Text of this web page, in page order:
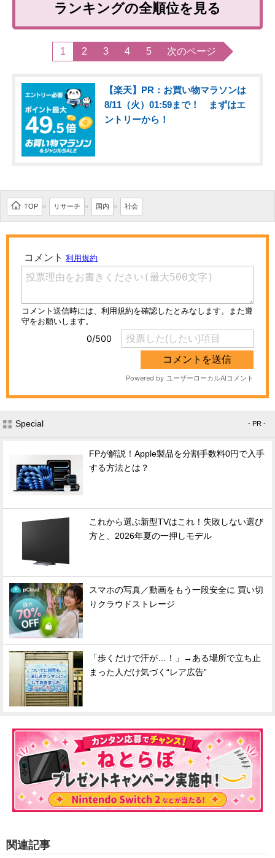
ランキングの全順位を見る
1 2 3 4 5 次のページ
【楽天】PR：お買い物マラソンは
8/11（火）01:59まで！ まずはエ
ントリーから！
TOP > リサーチ > 国内 > 社会
Special - PR -
FPが解説！Apple製品を分割手数料0円で入手
する方法とは？
これから選ぶ新型TVはこれ！失敗しない選び
方と、2026年夏の一押しモデル
スマホの写真／動画をもう一段安全に 買い切
りクラウドストレージ
「歩くだけで汗が…！」→ある場所で立ち止
まった人だけ気づく“レア広告”
関連記事